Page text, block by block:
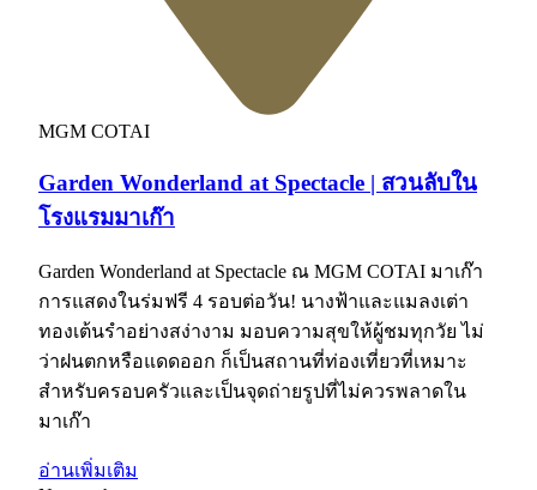
MGM COTAI
Garden Wonderland at Spectacle | สวนลับใน
โรงแรมมาเก๊า
Garden Wonderland at Spectacle ณ MGM COTAI มาเก๊า
การแสดงในร่มฟรี 4 รอบต่อวัน! นางฟ้าและแมลงเต่า
ทองเต้นรำอย่างสง่างาม มอบความสุขให้ผู้ชมทุกวัย ไม่
ว่าฝนตกหรือแดดออก ก็เป็นสถานที่ท่องเที่ยวที่เหมาะ
สำหรับครอบครัวและเป็นจุดถ่ายรูปที่ไม่ควรพลาดใน
มาเก๊า
อ่านเพิ่มเติม